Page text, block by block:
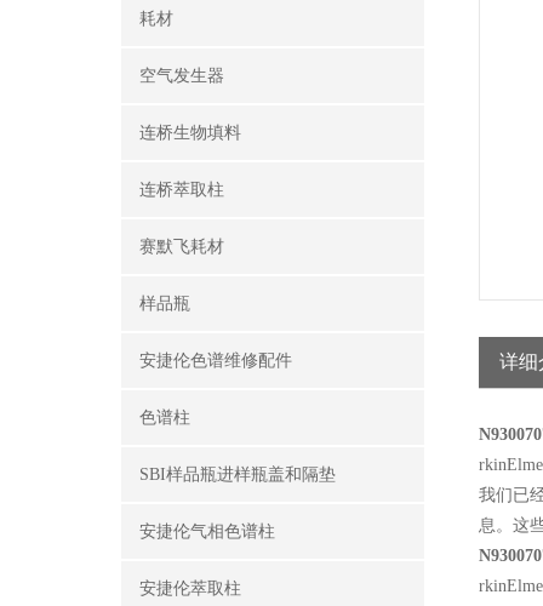
耗材
空气发生器
连桥生物填料
连桥萃取柱
赛默飞耗材
样品瓶
安捷伦色谱维修配件
色谱柱
SBI样品瓶进样瓶盖和隔垫
安捷伦气相色谱柱
安捷伦萃取柱
详细
我们已
息。这